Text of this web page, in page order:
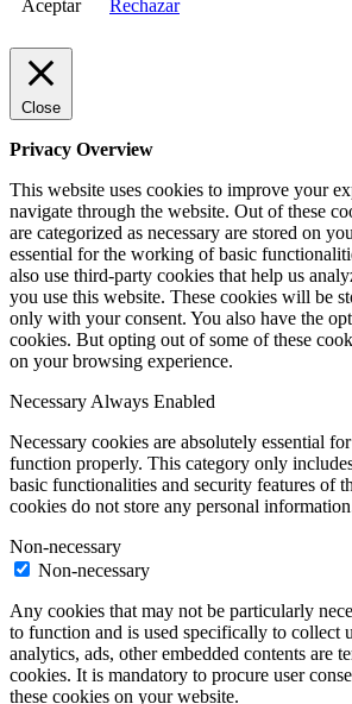
Aceptar Rechazar
Close
Privacy Overview
This website uses cookies to improve your
navigate through the website. Out of these
are categorized as necessary are stored on
essential for the working of basic
also use third-party cookies that help us
you use this website. These cookies will be
only with your consent. You also have the
cookies. But opting out of some of these
on your browsing experience.
Necessary Always Enabled
Necessary cookies are absolutely essential
function properly. This category only
basic functionalities and security features of
cookies do not store any personal
Non-necessary
Non-necessary
Any cookies that may not be particularly
to function and is used specifically to collect
analytics, ads, other embedded contents are
cookies. It is mandatory to procure user
these cookies on your website.